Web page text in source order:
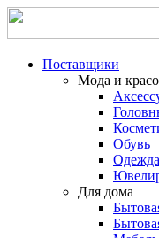
Поставщики
Мода и
Обувь
Одежда
Для дома